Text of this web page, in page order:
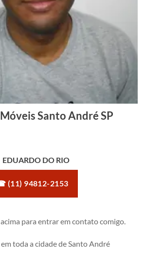
Santo André SP
EDUARDO DO RIO
(11) 94812-2153
para entrar em contato comigo.
toda a cidade de Santo André